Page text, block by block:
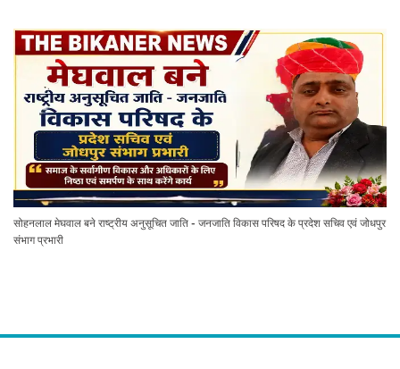
सोहनलाल मेघवाल बने राष्ट्रीय अनुसूचित जाति - जनजाति विकास परिषद के प्रदेश सचिव एवं जोधपुर
संभाग प्रभारी